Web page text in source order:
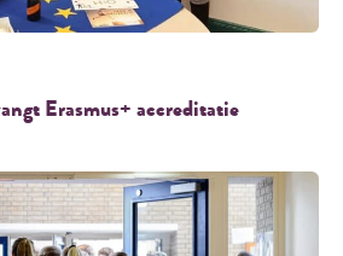
Erasmus+ accreditatie